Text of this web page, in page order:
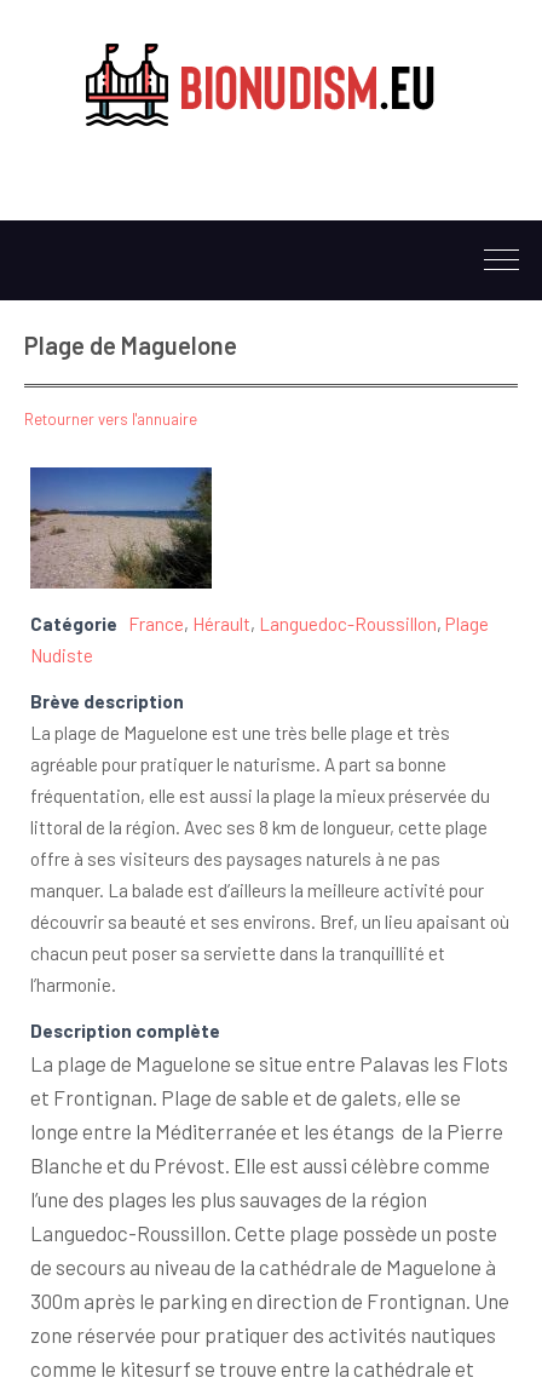
Plage de Maguelone
Retourner vers l'annuaire
Catégorie France, Hérault, Languedoc-Roussillon, Plage
Nudiste
Brève description
La plage de Maguelone est une très belle plage et très
agréable pour pratiquer le naturisme. A part sa bonne
fréquentation, elle est aussi la plage la mieux préservée du
littoral de la région. Avec ses 8 km de longueur, cette plage
offre à ses visiteurs des paysages naturels à ne pas
manquer. La balade est d’ailleurs la meilleure activité pour
découvrir sa beauté et ses environs. Bref, un lieu apaisant où
chacun peut poser sa serviette dans la tranquillité et
l’harmonie.
Description complète
La plage de Maguelone se situe entre Palavas les Flots
et Frontignan. Plage de sable et de galets, elle se
longe entre la Méditerranée et les étangs de la Pierre
Blanche et du Prévost. Elle est aussi célèbre comme
l’une des plages les plus sauvages de la région
Languedoc-Roussillon. Cette plage possède un poste
de secours au niveau de la cathédrale de Maguelone à
300m après le parking en direction de Frontignan. Une
zone réservée pour pratiquer des activités nautiques
comme le kitesurf se trouve entre la cathédrale et